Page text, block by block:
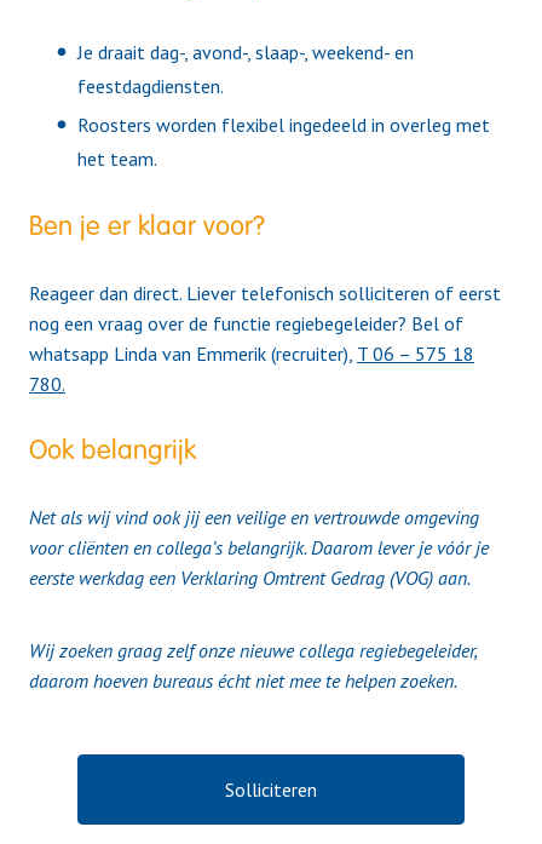
Je draait dag-, avond-, slaap-, weekend- en
feestdagdiensten.
Roosters worden flexibel ingedeeld in overleg met
het team.
Ben je er klaar voor?
Reageer dan direct. Liever telefonisch solliciteren of eerst
nog een vraag over de functie regiebegeleider? Bel of
whatsapp Linda van Emmerik (recruiter), T 06 – 575 18
780.
Ook belangrijk
Net als wij vind ook jij een veilige en vertrouwde omgeving
voor cliënten en collega’s belangrijk. Daarom lever je vóór je
eerste werkdag een Verklaring Omtrent Gedrag (VOG) aan.
Wij zoeken graag zelf onze nieuwe collega regiebegeleider,
daarom hoeven bureaus écht niet mee te helpen zoeken.
Solliciteren